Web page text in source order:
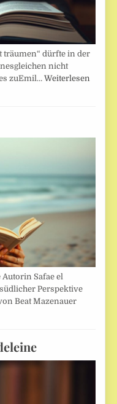
träumen“ dürfte in der
nicht
zuEmil…Weiterlesen
Safae el
Perspektive
Beat Mazenauer